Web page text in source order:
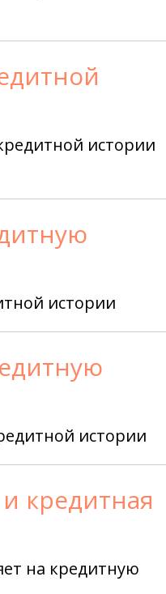
истории
истории
истории
кредитная
на кредитную